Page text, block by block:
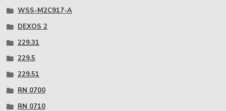
WSS-M2C917-A
DEXOS 2
229.31
229.5
229.51
RN 0700
RN 0710